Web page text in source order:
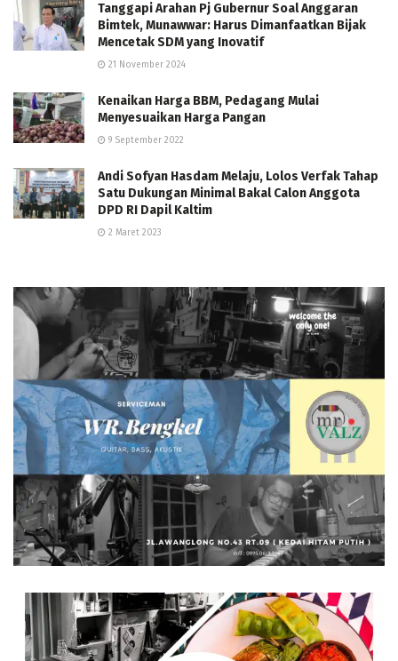
Tanggapi Arahan Pj Gubernur Soal Anggaran
Bimtek, Munawwar: Harus Dimanfaatkan Bijak
Mencetak SDM yang Inovatif
21 November 2024
Kenaikan Harga BBM, Pedagang Mulai
Menyesuaikan Harga Pangan
9 September 2022
Andi Sofyan Hasdam Melaju, Lolos Verfak Tahap
Satu Dukungan Minimal Bakal Calon Anggota
DPD RI Dapil Kaltim
2 Maret 2023